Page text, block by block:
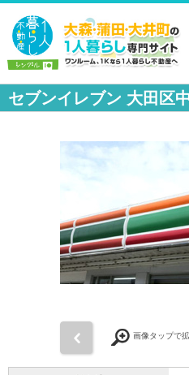
セブンイレブン 大田区
画像タップで